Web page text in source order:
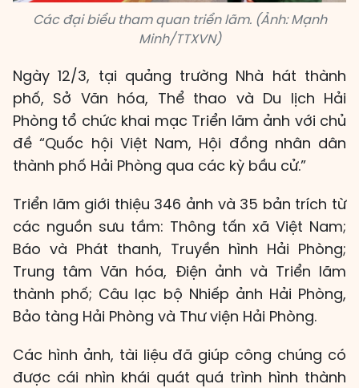
Các đại biểu tham quan triển lãm. (Ảnh: Mạnh
Minh/TTXVN)
Ngày 12/3, tại quảng trường Nhà hát thành
phố, Sở Văn hóa, Thể thao và Du lịch Hải
Phòng tổ chức khai mạc Triển lãm ảnh với chủ
đề “Quốc hội Việt Nam, Hội đồng nhân dân
thành phố Hải Phòng qua các kỳ bầu cử.”
Triển lãm giới thiệu 346 ảnh và 35 bản trích từ
các nguồn sưu tầm: Thông tấn xã Việt Nam;
Báo và Phát thanh, Truyền hình Hải Phòng;
Trung tâm Văn hóa, Điện ảnh và Triển lãm
thành phố; Câu lạc bộ Nhiếp ảnh Hải Phòng,
Bảo tàng Hải Phòng và Thư viện Hải Phòng.
Các hình ảnh, tài liệu đã giúp công chúng có
được cái nhìn khái quát quá trình hình thành